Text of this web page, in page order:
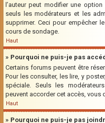
l’auteur peut modifier une
seuls les modérateurs et les
supprimer. Ceci pour empêcher
cours de sondage.
Haut
» Pourquoi ne puis-je pas
Certains forums peuvent être
Pour les consulter, les lire, y
spéciale. Seuls les
peuvent accorder cet accès, vous
Haut
» Pourquoi ne puis-je pas